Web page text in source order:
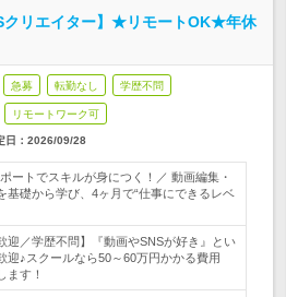
クリエイター】★リモートOK★年休
急募 転勤なし 学歴不問
リモートワーク可
日： 2026/09/28
ートでスキルが身につく！／ 動画編集・
基礎から学び、4ヶ月で“仕事にできるレベ
迎／学歴不問】『動画やSNSが好き』とい
迎♪スクールなら50～60万円かかる費用
ます！